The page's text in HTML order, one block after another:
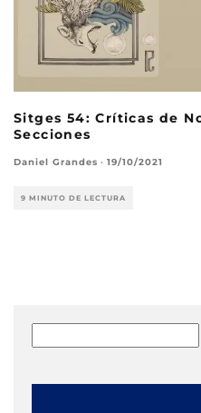
Sitges 54: Críticas de
Secciones
Daniel Grandes · 19/10/2021
9 MINUTO DE LECTURA